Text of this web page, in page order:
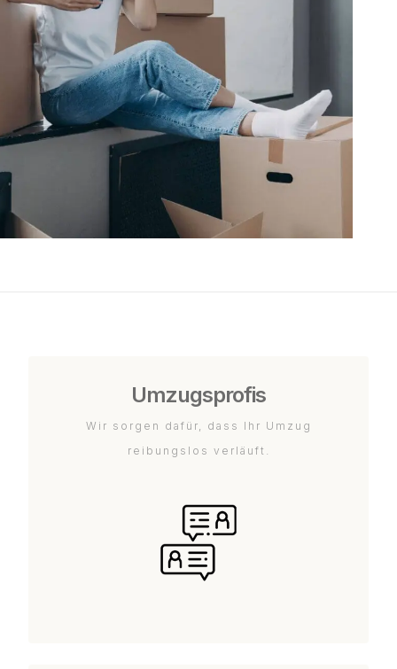
Umzugsprofis
Wir sorgen dafür, dass Ihr Umzug
reibungslos verläuft.